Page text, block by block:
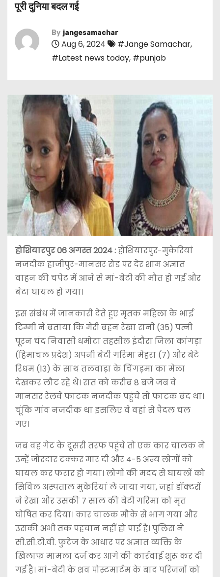
पूरी दुनिया बदल गई
By jangesamachar
Aug 6, 2024 #Jange Samachar,
#Latest news today, #punjab
होशियारपुर 06 अगस्त 2024 :होशियारपुर-मुकेरियां
नजदीक हाजीपुर-मानसर रोड पर देर शाम अज्ञात
वाहन की चपेट में आने से मां-बेटी की मौत हो गई और
बेटा घायल हो गया।
इस संबंध में जानकारी देते हुए मृतक महिला के भाई
टिम्मी ने बताया कि मेरी बहन रेखा रानी (35) पत्नी
पूरन चंद निवासी धमोटा तहसील इंदौरा जिला कांगड़ा
(हिमाचल प्रदेश) अपनी बेटी गरिमा मेहरा (7) और बेटे
रिधम (13) के साथ तलवाड़ा के चिंगड़मा का मेला
देखकर लौट रहे थे। रात को करीब 8 बजे जब वे
मानसर रेलवे फाटक नजदीक पहुंचे तो फाटक बंद था।
चूंकि गांव नजदीक था इसलिए वे वहां से पैदल चल
गए।
जब वह गेट के दूसरी तरफ पहुंचे तो एक कार चालक ने
उन्हें जोरदार टक्कर मार दी और 4-5 अन्य लोगों को
घायल कर फरार हो गया। लोगों की मदद से घायलों को
सिविल अस्पताल मुकेरियां ले जाया गया, जहां डॉक्टरों
ने रेखा और उसकी 7 साल की बेटी गरिमा को मृत
घोषित कर दिया। कार चालक मौके से भाग गया और
उसकी अभी तक पहचान नहीं हो पाई है। पुलिस ने
सी.सी.टी.वी. फुटेज के आधार पर अज्ञात व्यक्ति के
खिलाफ मामला दर्ज कर आगे की कार्रवाई शुरू कर दी
गई है। मां-बेटी के शव पोस्टमार्टम के बाद परिजनों को